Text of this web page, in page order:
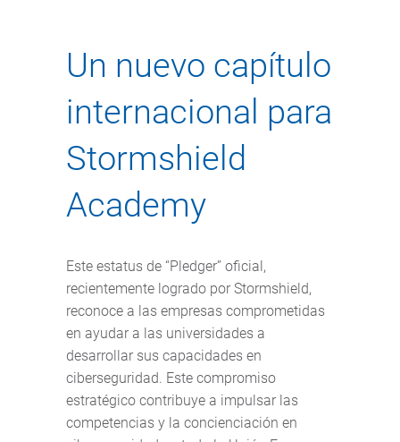
Un nuevo capítulo
internacional para
Stormshield
Academy
Este estatus de “Pledger” oficial,
recientemente logrado por Stormshield,
reconoce a las empresas comprometidas
en ayudar a las universidades a
desarrollar sus capacidades en
ciberseguridad. Este compromiso
estratégico contribuye a impulsar las
competencias y la concienciación en